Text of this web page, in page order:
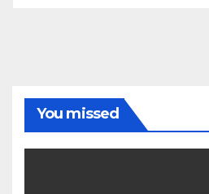
You missed